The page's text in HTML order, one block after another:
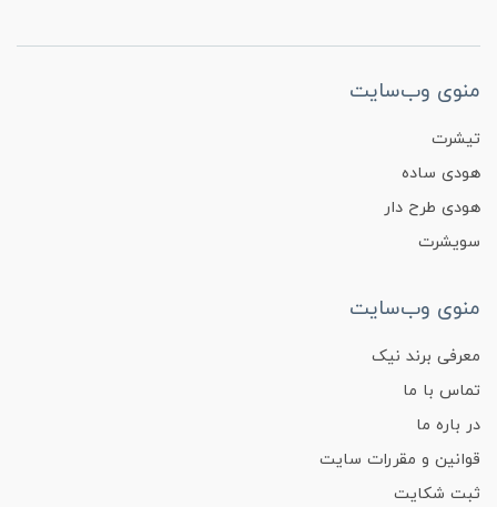
منوی وب‌سایت
تیشرت
هودی ساده
هودی طرح دار
سویشرت
منوی وب‌سایت
معرفی برند نیک
تماس با ما
در باره ما
قوانین و مقررات سایت
ثبت شکایت